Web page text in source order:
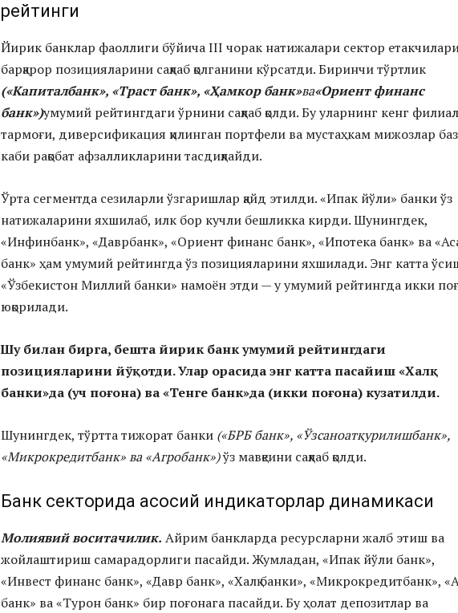
рейтинги
Йирик банклар фаоллиги бўйича III чорак натижалари сектор
барқарор позицияларини сақлаб қолганини кўрсатди. Биринчи тўртлик
(«Капиталбанк», «Траст банк», «Ҳамкор банк»ва«Ориент финанс
банк»)умумий рейтингдаги ўрнини сақлаб қолди. Бу уларнинг кенг
тармоғи, диверсификация қилинган портфели ва мустаҳкам мижозлар
каби рақобат афзалликларини тасдиқлайди.
Ўрта сегментда сезиларли ўзгаришлар қайд этилди. «Ипак йўли» банки ўз
натижаларини яхшилаб, илк бор кучли бешликка кирди. Шунингдек,
«Инфинбанк», «Даврбанк», «Ориент финанс банк», «Ипотека банк» ва
банк» ҳам умумий рейтингда ўз позицияларини яхшилади. Энг катта
«Ўзбекистон Миллий банки» намоён этди — у умумий рейтингда икки
юқорилади.
Шу билан бирга, бешта йирик банк умумий рейтингдаги
позицияларини йўқотди. Улар орасида энг катта пасайиш «Халқ
банки»да (уч поғона) ва «Тенге банк»да (икки поғона) кузатилди.
Шунингдек, тўртта тижорат банки («БРБ банк», «Ўзсаноатқурилишбанк»,
«Микрокредитбанк» ва «Агробанк»)ўз мавқеини сақлаб қолди.
Банк секторида асосий индикаторлар динамикаси
Молиявийвоситачилик. Айрим банкларда ресурсларни жалб этиш ва
жойлаштириш самарадорлиги пасайди. Жумладан, «Ипак йўли банк»,
«Инвест финанс банк», «Давр банк», «Халқ банки», «Микрокредитбанк»,
банк» ва «Турон банк» бир поғонага пасайди. Бу ҳолат депозитлар ва